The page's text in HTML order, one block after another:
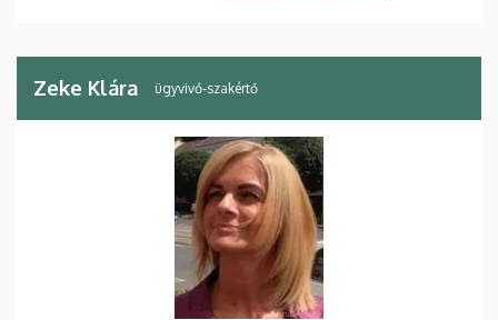
Zeke Klára ügyvivő-szakértő